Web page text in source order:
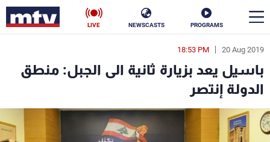
PROGRAMS
NEWSCASTS
LIVE
20 Aug 2019
18:53 PM
باسيل يعد بزيارة ثانية الى الجبل: منطق
الدولة إنتصر
en
الأخبار
سياسة ناس
إقتصاد فن